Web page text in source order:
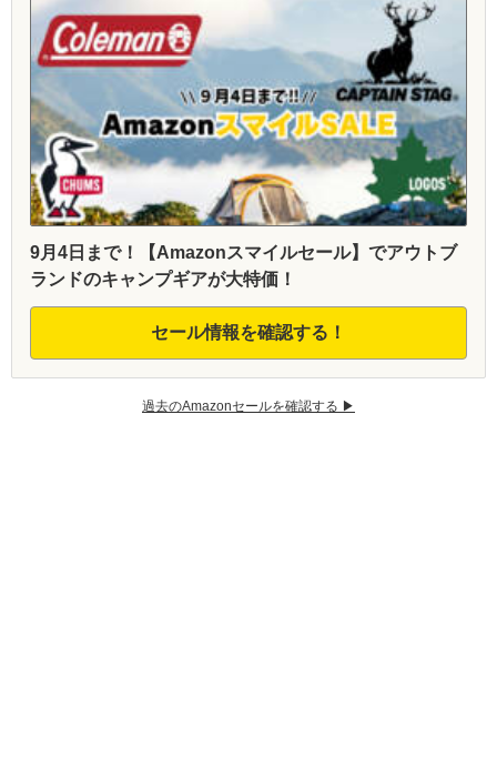
9月4日まで！【Amazonスマイルセール】でアウトブ
ランドのキャンプギアが大特価！
セール情報を確認する！
過去のAmazonセールを確認する ▶︎